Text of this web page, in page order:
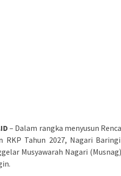
– Dalam rangka menyusun
RKP Tahun 2027, Nagari
Musyawarah Nagari